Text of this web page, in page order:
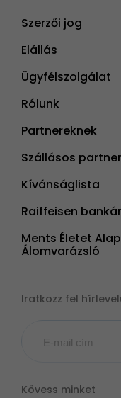
Szerzői jog
Elállás
Ügyfélszolgálat
Rólunk
Partnereknek
Szállásos
Kívánságlista
Raiffeisen
Ments Életet
Álomvarázsló
Iratkozz fel
Kövess minket